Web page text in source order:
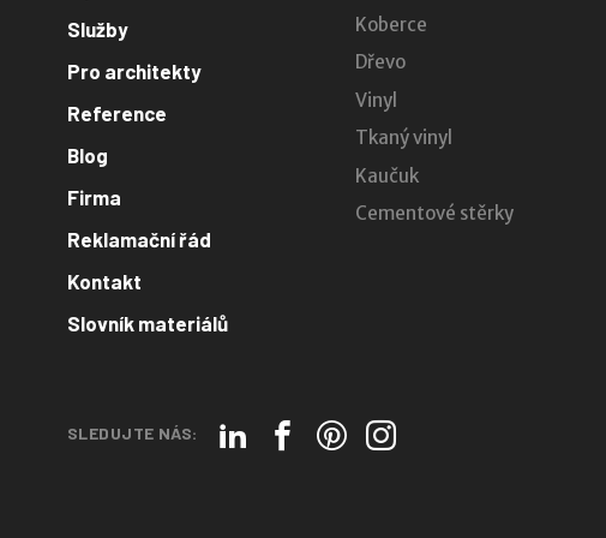
Služby
Pro architekty
Reference
Blog
Firma
Reklamační řád
Kontakt
Slovník materiálů
Koberce
Dřevo
Vinyl
Tkaný vinyl
Kaučuk
Cementové stěrky
SLEDUJTE NÁS: